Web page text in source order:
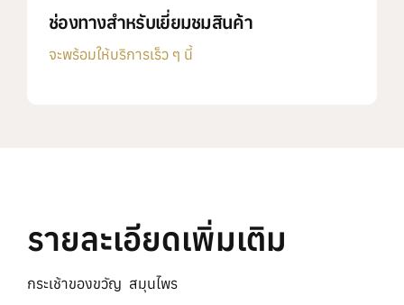
ช่องทางสำหรับเยี่ยมชมสินค้า
จะพร้อมให้บริการเร็ว ๆ นี้
รายละเอียดเพิ่มเติม
กระเช้าของขวัญ สมุนไพร